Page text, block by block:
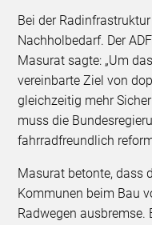
Bei der
Nachholbedarf. Der
Masurat sagte: „Um
vereinbarte Ziel von
gleichzeitig mehr
muss die
fahrradfreundlich
Masurat betonte, dass
Kommunen beim Bau
Radwegen ausbremse.